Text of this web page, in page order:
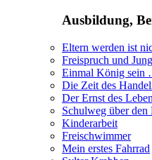
Ausbildung,
Eltern werden ist
Freispruch und
Einmal König sein
Die Zeit des
Der Ernst des
Schulweg über den
Kinderarbeit
Freischwimmer
Mein erstes Fahrrad